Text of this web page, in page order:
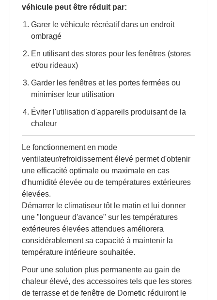
véhicule peut être réduit par:
Garer le véhicule récréatif dans un endroit
ombragé
En utilisant des stores pour les fenêtres (stores
et/ou rideaux)
Garder les fenêtres et les portes fermées ou
minimiser leur utilisation
Éviter l'utilisation d'appareils produisant de la
chaleur
Le fonctionnement en mode
ventilateur/refroidissement élevé permet d'obtenir
une efficacité optimale ou maximale en cas
d'humidité élevée ou de températures extérieures
élevées.
Démarrer le climatiseur tôt le matin et lui donner
une "longueur d'avance" sur les températures
extérieures élevées attendues améliorera
considérablement sa capacité à maintenir la
température intérieure souhaitée.
Pour une solution plus permanente au gain de
chaleur élevé, des accessoires tels que les stores
de terrasse et de fenêtre de Dometic réduiront le